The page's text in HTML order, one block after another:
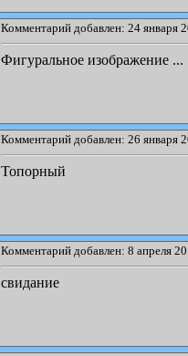
Комментарий добавлен: 24 января
Фигуральное изображение ...
Комментарий добавлен: 26 января
Топорный
Комментарий добавлен: 8 апреля
свидание